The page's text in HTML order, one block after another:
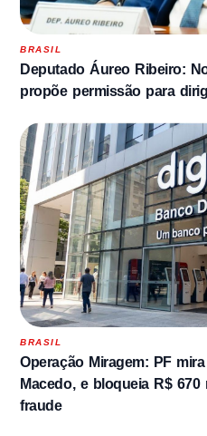
BRASIL
Deputado Áureo Ribeiro:
propõe permissão para
BRASIL
Operação Miragem: PF
Macedo, e bloqueia R$
fraude